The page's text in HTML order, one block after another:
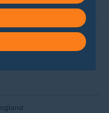
los
Umbruch bei